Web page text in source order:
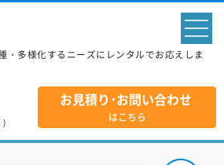
・多様化するニーズにレンタルでお応えしま
)
お見積り･お問い合わせ
はこちら